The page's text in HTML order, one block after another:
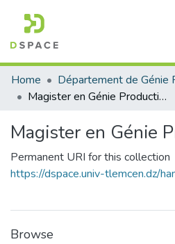
Communities & Collections
All of DSpace
Home
Magister en Génie Productique
Magister en Génie
Permanent URI for this collection
https://dspace.univ-tlemcen.dz/
Browse